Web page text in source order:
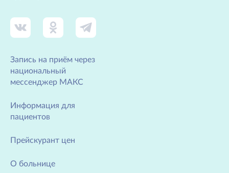
Запись на приём через
национальный
мессенджер МАКС
Информация для
пациентов
Прейскурант цен
О больнице